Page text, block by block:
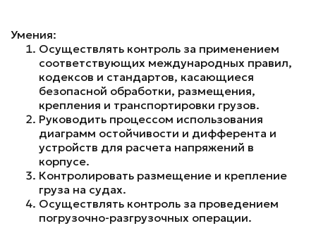
Умения:
Осуществлять контроль за применением
соответствующих международных правил,
кодексов и стандартов, касающиеся
безопасной обработки, размещения,
крепления и транспортировки грузов.
Руководить процессом использования
диаграмм остойчивости и дифферента и
устройств для расчета напряжений в
корпусе.
Контролировать размещение и крепление
груза на судах.
Осуществлять контроль за проведением
погрузочно-разгрузочных операции.